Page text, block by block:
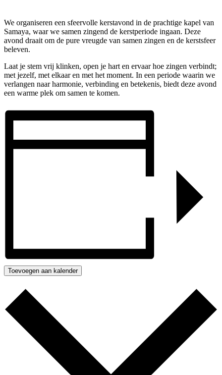
We organiseren een sfeervolle kerstavond in de prachtige kapel van
Samaya, waar we samen zingend de kerstperiode ingaan. Deze
avond draait om de pure vreugde van samen zingen en de kerstsfeer
beleven.
Laat je stem vrij klinken, open je hart en ervaar hoe zingen verbindt;
met jezelf, met elkaar en met het moment. In een periode waarin we
verlangen naar harmonie, verbinding en betekenis, biedt deze avond
een warme plek om samen te komen.
Toevoegen aan kalender